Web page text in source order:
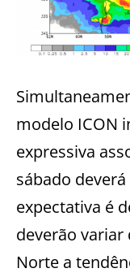
modelo ICON
expressiva
sábado
expectativa é
deverão variar
Norte a